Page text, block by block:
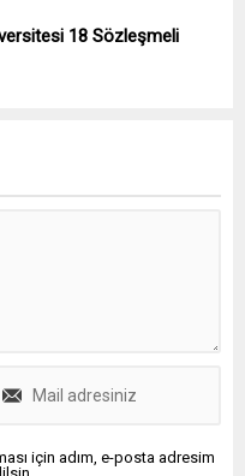
18 Sözleşmeli
için adım, e-posta adresim